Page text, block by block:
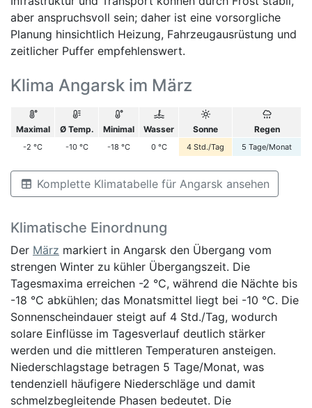
aber anspruchsvoll sein; daher ist eine vorsorgliche
Planung hinsichtlich Heizung, Fahrzeugausrüstung und
zeitlicher Puffer empfehlenswert.
Klima Angarsk im März
Maximal Ø Temp. Minimal Wasser Sonne Regen
-2 °C -10 °C -18 °C 0 °C 4 Std./Tag 5 Tage/Monat
Komplette Klimatabelle für Angarsk ansehen
Klimatische Einordnung
Der März markiert in Angarsk den Übergang vom
strengen Winter zu kühler Übergangszeit. Die
Tagesmaxima erreichen -2 °C, während die Nächte bis
-18 °C abkühlen; das Monatsmittel liegt bei -10 °C. Die
Sonnenscheindauer steigt auf 4 Std./Tag, wodurch
solare Einflüsse im Tagesverlauf deutlich stärker
werden und die mittleren Temperaturen ansteigen.
Niederschlagstage betragen 5 Tage/Monat, was
tendenziell häufigere Niederschläge und damit
schmelzbegleitende Phasen bedeutet. Die